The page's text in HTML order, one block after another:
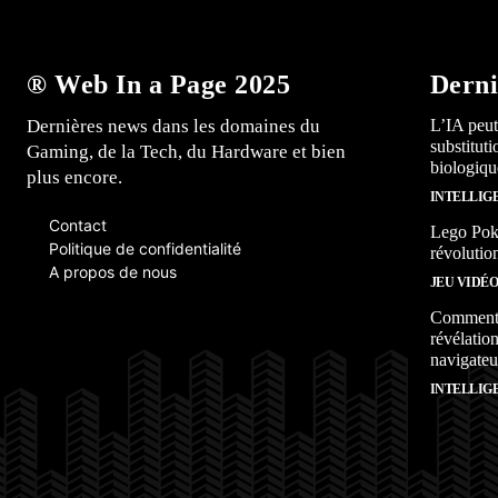
® Web In a Page 2025
Dernières news dans les domaines du
Gaming, de la Tech, du Hardware et bien
plus encore.
Contact
Politique de confidentialité
A propos de nous
L’IA
Lego
JEU VIDÉO